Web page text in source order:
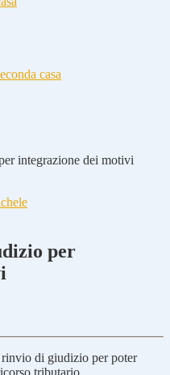
casa
integrazione dei motivi
per
di giudizio per poter
tributario.